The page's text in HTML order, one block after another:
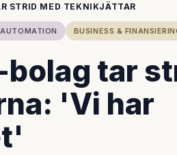
STRID MED TEKNIKJÄTTAR
BUSINESS &
tar
'Vi har